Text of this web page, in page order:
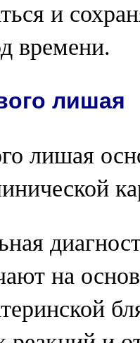
и
времени.
лишая
лишая
на